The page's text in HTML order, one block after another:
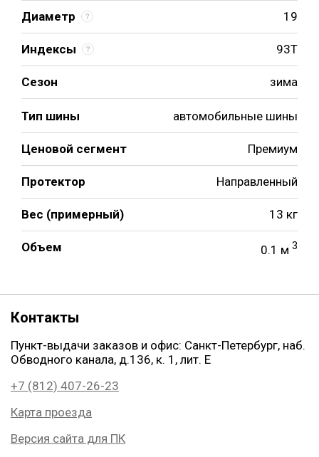
Диаметр 19
Индексы 93T
Сезон зима
Тип шины автомобильные шины
Ценовой сегмент Премиум
Протектор Направленный
Вес (примерный) 13 кг
Объем 0.1 м 3
Контакты
Пункт-выдачи заказов и офис: Санкт-Петербург, наб.
Обводного канала, д.136, к. 1, лит. Е
+7 (812) 407-26-23
Карта проезда
Версия сайта для ПК